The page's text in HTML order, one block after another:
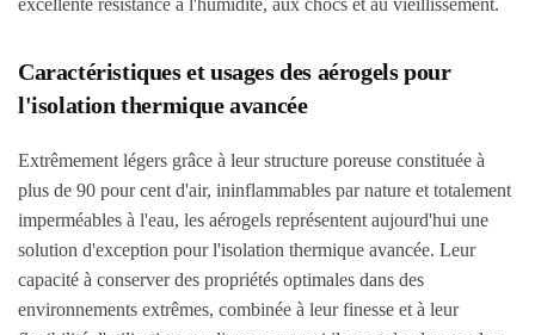
excellente résistance à l'humidité, aux chocs et au vieillissement.
Caractéristiques et usages des aérogels pour
l'isolation thermique avancée
Extrêmement légers grâce à leur structure poreuse constituée à
plus de 90 pour cent d'air, ininflammables par nature et totalement
imperméables à l'eau, les aérogels représentent aujourd'hui une
solution d'exception pour l'isolation thermique avancée. Leur
capacité à conserver des propriétés optimales dans des
environnements extrêmes, combinée à leur finesse et à leur